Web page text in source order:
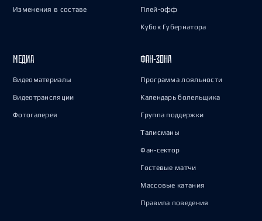
Изменения в составе Плей-офф
Кубок Губернатора
МЕДИА
Видеоматериалы
Видеотрансляции
Фотогалерея
ФАН-ЗОНА
Программа лояльности
Календарь болельщика
Группа поддержки
Талисманы
Фан-сектор
Гостевые матчи
Массовые катания
Правила поведения